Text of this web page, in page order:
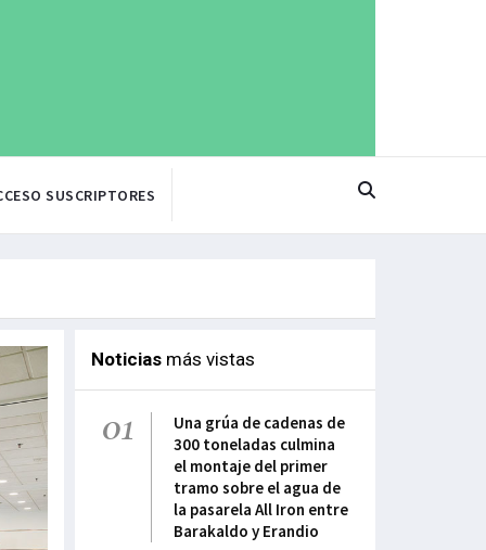
SUSCRIPTORES
Noticiasmás vistas
01
Una grúa de cadenas de
300 toneladas culmina
el montaje del primer
tramo sobre el agua de
la pasarela All Iron entre
Barakaldo y Erandio